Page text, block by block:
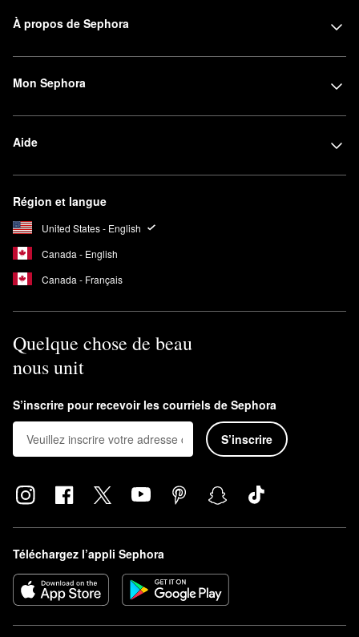
À propos de Sephora
Mon Sephora
Aide
Région et langue
United States - English
Canada - English
Canada - Français
Quelque chose de beau
nous unit
S’inscrire pour recevoir les courriels de Sephora
S’inscrire
Téléchargez l’appli Sephora